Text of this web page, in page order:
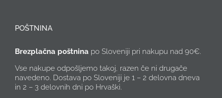
POŠTNINA
Brezplačna poštnina po Sloveniji pri nakupu nad 90€.
Vse nakupe odpošljemo takoj, razen če ni drugače
navedeno. Dostava po Sloveniji je 1 – 2 delovna dneva
in 2 – 3 delovnih dni po Hrvaški.